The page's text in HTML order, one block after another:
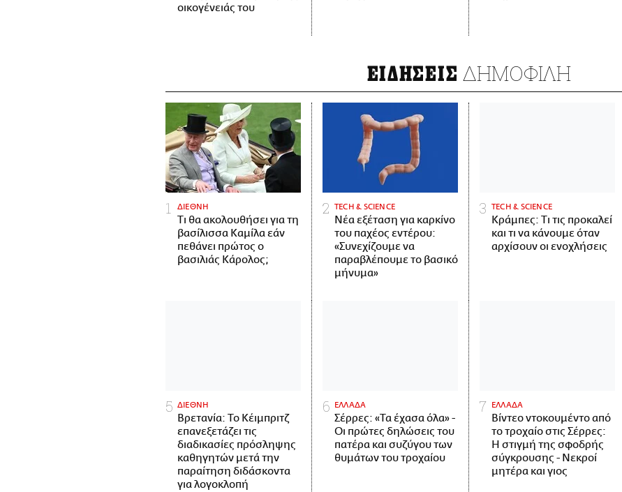
οικογένειάς του
ΕΙΔΗΣΕΙΣ ΔΗΜΟΦΙΛΗ
ΔΙΕΘΝΗ
Τι θα ακολουθήσει για τη
βασίλισσα Καμίλα εάν
πεθάνει πρώτος ο
βασιλιάς Κάρολος;
ΤECH & SCIENCE
Νέα εξέταση για καρκίνο
του παχέος εντέρου:
«Συνεχίζουμε να
παραβλέπουμε το βασικό
μήνυμα»
ΤECH & SCIENCE
Κράμπες: Τι τις προκαλεί
και τι να κάνουμε όταν
αρχίσουν οι ενοχλήσεις
ΔΙΕΘΝΗ
Βρετανία: Το Κέιμπριτζ
επανεξετάζει τις
διαδικασίες πρόσληψης
καθηγητών μετά την
παραίτηση διδάσκοντα
για λογοκλοπή
ΕΛΛΑΔΑ
Σέρρες: «Τα έχασα όλα» -
Οι πρώτες δηλώσεις του
πατέρα και συζύγου των
θυμάτων του τροχαίου
ΕΛΛΑΔΑ
Βίντεο ντοκουμέντο από
το τροχαίο στις Σέρρες:
Η στιγμή της σφοδρής
σύγκρουσης - Νεκροί
μητέρα και γιος